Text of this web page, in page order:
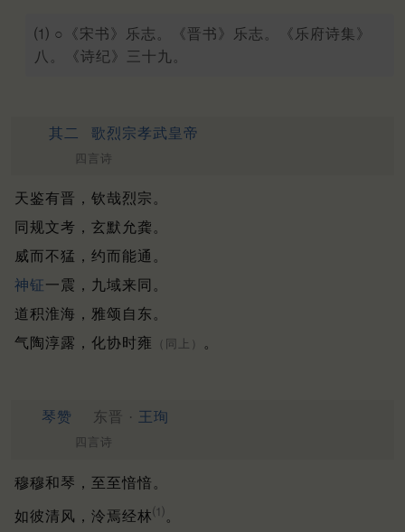
⑴ ○《宋书》乐志。《晋书》乐志。《乐府诗集》
八。《诗纪》三十九。
其二 歌烈宗孝武皇帝
四言诗
天鉴有晋，钦哉烈宗。
同规文考，玄默允龚。
威而不猛，约而能通。
神钲一震，九域来同。
道积淮海，雅颂自东。
气陶淳露，化协时雍
（同上） 。
琴赞 东晋 · 王珣
四言诗
穆穆和琴，至至愔愔。
如彼清风，泠焉经林⑴。